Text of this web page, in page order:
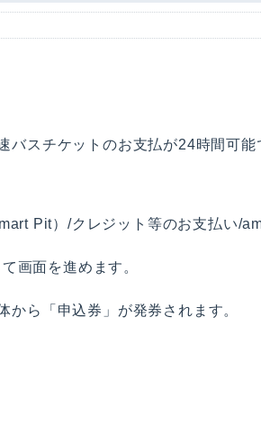
スチケットのお支払が24時間可能
Pit）/クレジット等のお支払い/
画面を進めます。
ら「申込券」が発券されます。